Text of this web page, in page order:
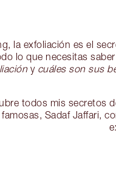
la exfoliación es el
lo que necesitas
y cuáles son sus
todos mis secretos
Sadaf Jaffari,